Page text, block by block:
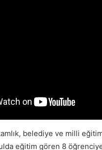
belediye ve milli
eğitim gören 8